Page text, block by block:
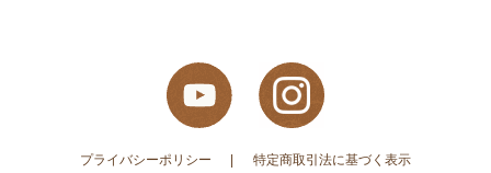
プライバシーポリシー
特定商取引法に基づく表示